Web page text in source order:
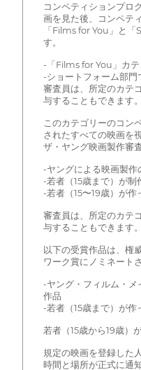
コンペティションプロ
画を見た後、コンペテ
「Films for You」と
す。
-「Films for You」カ
-ショートフォーム部門
審査員は、所定のカテ
与することもできます。
このカテゴリーのコン
されたすべての映画を
ザ・ヤング映画製作審
-ヤングによる映画製作
-若者（15歳まで）が制
-若者（15〜19歳）が作
審査員は、所定のカテ
与することもできます。
以下の受賞作品は、権
ワーク賞にノミネート
-ヤング・フィルム・メ
作品
-若者（15歳まで）が作
若者（15歳から19歳）
規定の映画を登録した
時間と場所が正式に通